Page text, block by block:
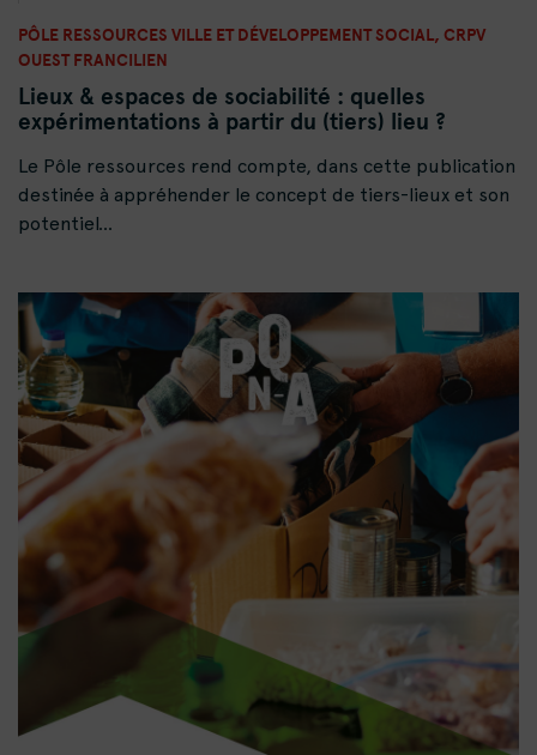
PÔLE RESSOURCES VILLE ET DÉVELOPPEMENT SOCIAL, CRPV
OUEST FRANCILIEN
Lieux & espaces de sociabilité : quelles
expérimentations à partir du (tiers) lieu ?
Le Pôle ressources rend compte, dans cette publication
destinée à appréhender le concept de tiers-lieux et son
potentiel...